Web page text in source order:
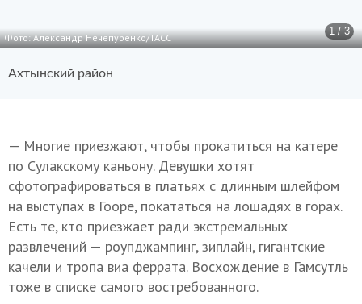
1 / 3
Фото: Александр Нечепуренко/ТАСС
Ахтынский район
— Многие приезжают, чтобы прокатиться на катере
по Сулакскому каньону. Девушки хотят
сфотографироваться в платьях с длинным шлейфом
на выступах в Гооре, покататься на лошадях в горах.
Есть те, кто приезжает ради экстремальных
развлечений — роупджампинг, зиплайн, гигантские
качели и тропа виа феррата. Восхождение в Гамсутль
тоже в списке самого востребованного.